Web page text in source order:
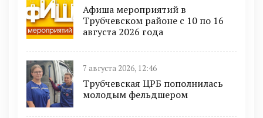
Афиша мероприятий в
Трубчевском районе с 10 по 16
августа 2026 года
7 августа 2026, 12:46
Трубчевская ЦРБ пополнилась
молодым фельдшером